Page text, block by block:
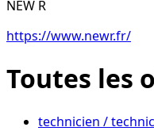
NEW R
https://www.newr.fr/
Toutes les
technicien /